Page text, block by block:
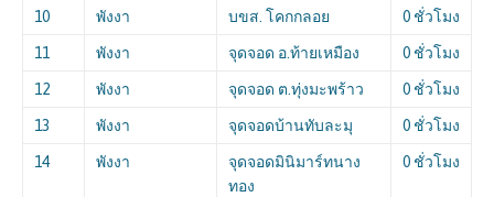
10 พังงา บขส. โคกกลอย 0 ชั่วโมง
11 พังงา จุดจอด อ.ท้ายเหมือง 0 ชั่วโมง
12 พังงา จุดจอด ต.ทุ่งมะพร้าว 0 ชั่วโมง
13 พังงา จุดจอดบ้านทับละมุ 0 ชั่วโมง
14 พังงา
จุดจอดมินิมาร์ทนาง
ทอง
0 ชั่วโมง